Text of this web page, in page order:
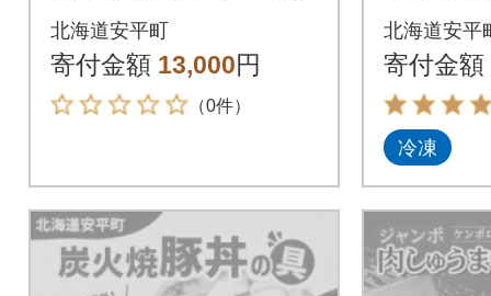
入(化粧箱)
北海道安平町
寄付金額 13,000円
（0件）
ざ 12個
豚バラ
ぶ
1
北海道安平
寄付金額
冷凍